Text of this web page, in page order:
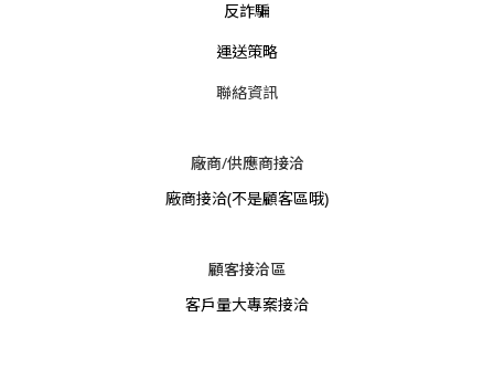
反詐騙
運送策略
聯絡資訊
廠商/供應商接洽
廠商接洽(不是顧客區哦)
顧客接洽區
客戶量大專案接洽